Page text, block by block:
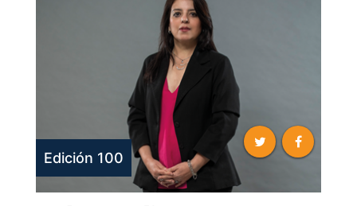
Edición 100